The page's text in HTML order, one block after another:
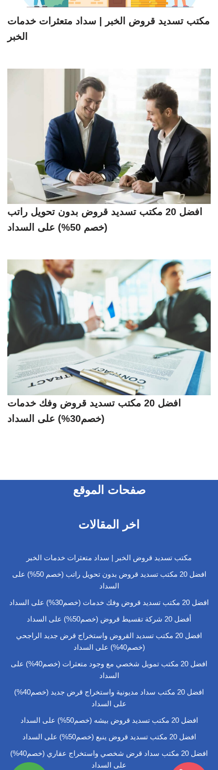
مكتب تسديد قروض الخبر | سداد متعثرات خدمات
الخبر
افضل 20 مكتب تسديد قروض بدون تحويل راتب
(خصم 50%) على السداد
افضل 20 مكتب تسديد قروض وفك خدمات
(خصم30%) على السداد
صفحات الموقع
اخر المقالات
مكتب تسديد قروض الخبر | سداد متعثرات خدمات الخبر
افضل 20 مكتب تسديد قروض بدون تحويل راتب (خصم 50%) على
السداد
افضل 20 مكتب تسديد قروض وفك خدمات (خصم30%) على السداد
أفضل 20 شركة تقسيط قروض (خصم50%) على السداد
افضل 20 مكتب تسديد القروض واستخراج قرض جديد الراجحي
(خصم40%) على السداد
افضل 20 مكتب تمويل شخصي مع وجود متعثرات (خصم40%) على
السداد
افضل 20 مكتب سداد مديونية واستخراج قرض جديد (خصم40%)
على السداد
افضل 20 مكتب تسديد قروض بيشه (خصم50%) على السداد
افضل 20 مكتب تسديد قروض ينبع (خصم50%) على السداد
افضل 20 مكتب سداد قرض شخصي واستخراج عقاري (خصم40%)
على السداد